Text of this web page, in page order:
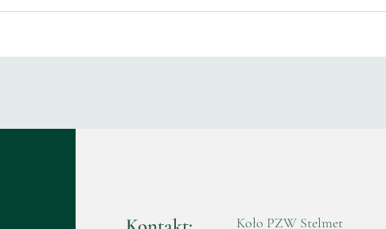
Koło PZW Stelmet